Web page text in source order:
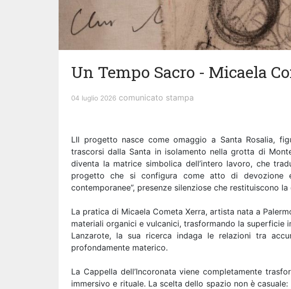
Un Tempo Sacro - Micaela
04 luglio 2026 comunicato stampa
LIl progetto nasce come omaggio a Santa Rosalia,
trascorsi dalla Santa in isolamento nella grotta di
diventa la matrice simbolica dell’intero lavoro, che
progetto che si configura come atto di devozione
contemporanee”, presenze silenziose che restituiscono
La pratica di Micaela Cometa Xerra, artista nata a
materiali organici e vulcanici, trasformando la superficie
Lanzarote, la sua ricerca indaga le relazioni tra
profondamente materico.
La Cappella dell’Incoronata viene completamente
immersivo e rituale. La scelta dello spazio non è